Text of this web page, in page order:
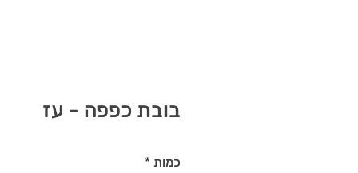
בובת כפפה - עז
כמות *